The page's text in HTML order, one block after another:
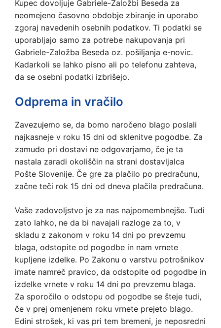
Kupec dovoljuje Gabriele-Založbi Beseda za
neomejeno časovno obdobje zbiranje in uporabo
zgoraj navedenih osebnih podatkov. Ti podatki se
uporabljajo samo za potrebe nakupovanja pri
Gabriele-Založba Beseda oz. pošiljanja e-novic.
Kadarkoli se lahko pisno ali po telefonu zahteva,
da se osebni podatki izbrišejo.
Odprema in vračilo
Zavezujemo se, da bomo naročeno blago poslali
najkasneje v roku 15 dni od sklenitve pogodbe. Za
zamudo pri dostavi ne odgovarjamo, če je ta
nastala zaradi okoliščin na strani dostavljalca
Pošte Slovenije. Če gre za plačilo po predračunu,
začne teči rok 15 dni od dneva plačila predračuna.
Vaše zadovoljstvo je za nas najpomembnejše. Tudi
zato lahko, ne da bi navajali razloge za to, v
skladu z zakonom v roku 14 dni po prevzemu
blaga, odstopite od pogodbe in nam vrnete
kupljene izdelke. Po Zakonu o varstvu potrošnikov
imate namreč pravico, da odstopite od pogodbe in
izdelke vrnete v roku 14 dni po prevzemu blaga.
Za sporočilo o odstopu od pogodbe se šteje tudi,
če v prej omenjenem roku vrnete prejeto blago.
Edini strošek, ki vas pri tem bremeni, je neposredni